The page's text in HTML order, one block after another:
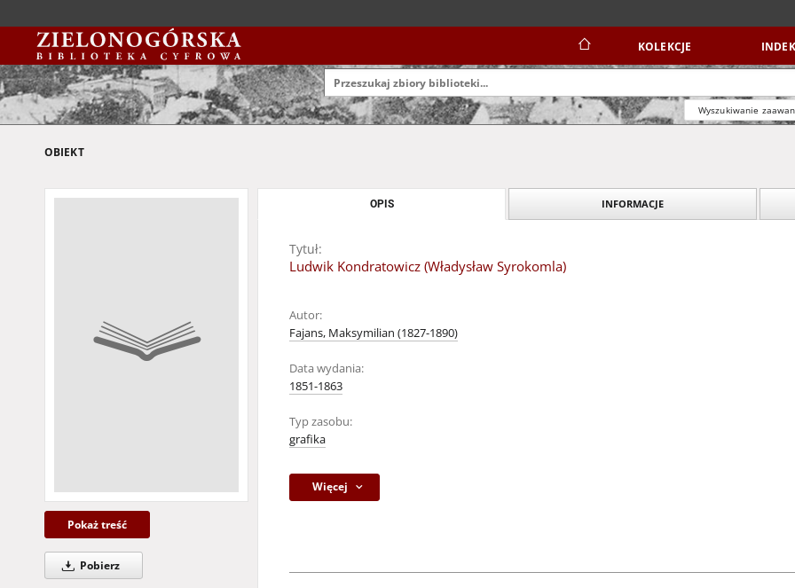
KOLEKCJE
Wyszukiwanie
OBIEKT
Pokaż treść
Pobierz
OPIS INFORMACJE
Tytuł:
Ludwik Kondratowicz (Władysław Syrokomla)
Autor:
Fajans, Maksymilian (1827-1890)
Data wydania:
1851-1863
Typ zasobu:
grafika
Więcej